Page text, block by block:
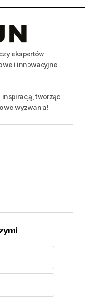
ekspertów
i innowacyjne
tworząc
wyzwania!